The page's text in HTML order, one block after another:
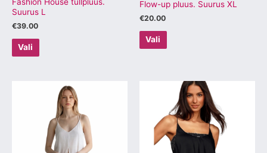
Suurus L
€39.00
Vali
Flow-up pluus. Suurus XL
€20.00
Vali
tootel
mitu
varianti.
Sellel
tootel
on
mitu
varianti.